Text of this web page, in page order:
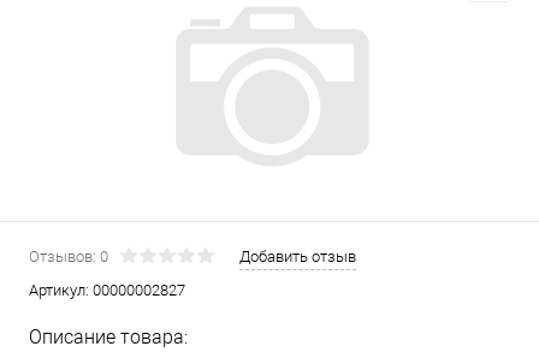
Отзывов: 0
Добавить отзыв
Артикул: 00000002827
Описание товара: